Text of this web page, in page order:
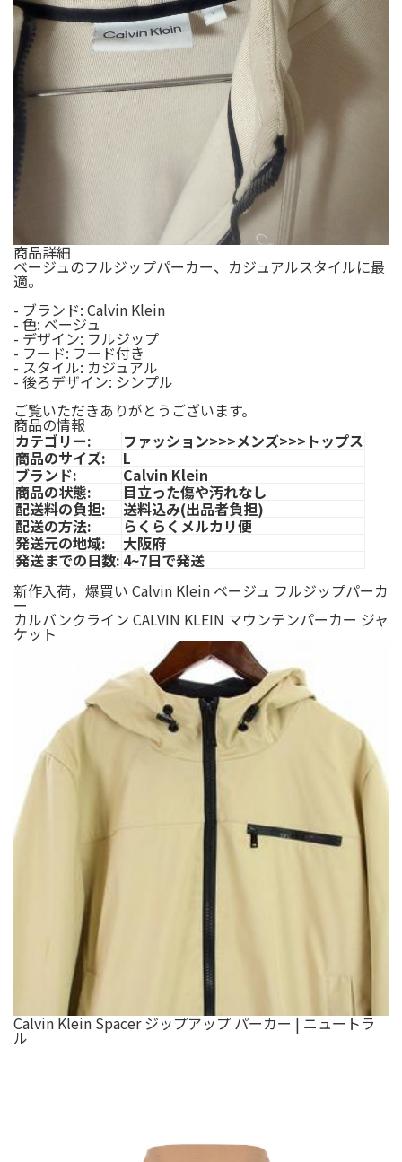
商品詳細
ベージュのフルジップパーカー、カジュアルスタイルに最
適。
- ブランド: Calvin Klein
- 色: ベージュ
- デザイン: フルジップ
- フード: フード付き
- スタイル: カジュアル
- 後ろデザイン: シンプル
ご覧いただきありがとうございます。
商品の情報
カテゴリー: ファッション>>>メンズ>>>トップス
商品のサイズ: L
ブランド: Calvin Klein
商品の状態: 目立った傷や汚れなし
配送料の負担: 送料込み(出品者負担)
配送の方法: らくらくメルカリ便
発送元の地域: 大阪府
発送までの日数: 4~7日で発送
新作入荷，爆買い Calvin Klein ベージュ フルジップパーカ
ー
カルバンクライン CALVIN KLEIN マウンテンパーカー ジャ
ケット
Calvin Klein Spacer ジップアップ パーカー | ニュートラ
ル